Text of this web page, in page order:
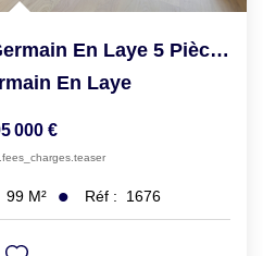
Appartement Saint Germain En Laye 5 Pièce(s) 99.20 M2
En Laye
000 €
99 M² Réf : 1676